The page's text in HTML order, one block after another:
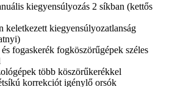
kiegyensúlyozás 2 síkban (kettős
keletkezett kiegyensúlyozatlanság
fogaskerék fogköszörűgépek széles
több köszörűkerékkel
korrekciót igénylő orsók